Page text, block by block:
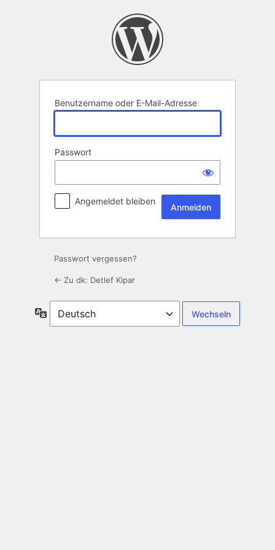
Benutzername oder E-Mail-Adresse
Passwort
Angemeldet bleiben
Passwort vergessen?
← Zu dk: Detlef Kipar
Sprache